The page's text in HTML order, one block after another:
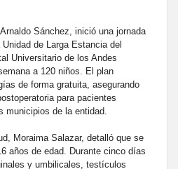
Sánchez, inició una jornada
de Larga Estancia del
Universitario de los Andes
a 120 niños. El plan
de forma gratuita, asegurando
para pacientes
municipios de la entidad.
Moraima Salazar, detalló que se
años de edad. Durante cinco días
y umbilicales, testículos